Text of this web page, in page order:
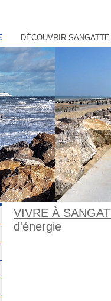
DÉCOUVRIR
VIVRE À
d'énergie